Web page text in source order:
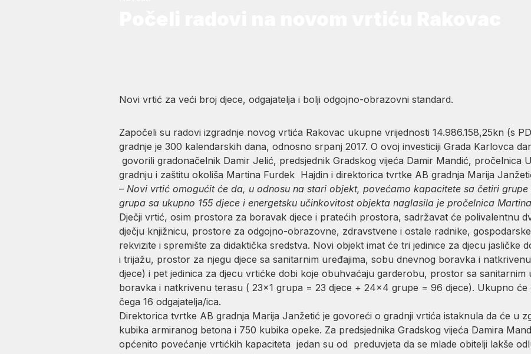
Novi vrtić za veći broj djece, odgajatelja i bolji odgojno-obrazovni standard.
Započeli su radovi izgradnje novog vrtića Rakovac ukupne vrijednosti 14.986.158,25kn (s
gradnje je 300 kalendarskih dana, odnosno srpanj 2017. O ovoj investiciji Grada Karlovca
govorili gradonačelnik Damir Jelić, predsjednik Gradskog vijeća Damir Mandić, pročelnica
gradnju i zaštitu okoliša Martina Furdek Hajdin i direktorica tvrtke AB gradnja Marija
–Novi vrtić omogućit će da, u odnosu na stari objekt, povećamo kapacitete sa četiri
grupa sa ukupno 155 djece i energetsku učinkovitost objekta naglasila je pročelnica
Dječji vrtić, osim prostora za boravak djece i pratećih prostora, sadržavat će polivalentnu
dječju knjižnicu, prostore za odgojno-obrazovne, zdravstvene i ostale radnike,
rekvizite i spremište za didaktička sredstva. Novi objekt imat će tri jedinice za djecu jasličke
i trijažu, prostor za njegu djece sa sanitarnim uređajima, sobu dnevnog boravka i
djece) i pet jedinica za djecu vrtićke dobi koje obuhvaćaju garderobu, prostor sa sanitarnim
boravka i natkrivenu terasu ( 23×1 grupa = 23 djece + 24×4 grupe = 96 djece). Ukupno će
čega 16 odgajatelja/ica.
Direktorica tvrtke AB gradnja Marija Janžetić je govoreći o gradnji vrtića istaknula da će u
kubika armiranog betona i 750 kubika opeke. Za predsjednika Gradskog vijeća Damira
općenito povećanje vrtićkih kapaciteta jedan su od preduvjeta da se mlade obitelji lakše